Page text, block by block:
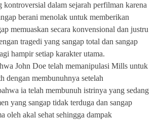
kontroversial dalam sejarah perfilman karena
berani menolak untuk memberikan
memuaskan secara konvensional dan justru
tragedi yang sangap total dan sangap
hampir setiap karakter utama.
John Doe telah memanipulasi Mills untuk
dengan membunuhnya setelah
ia telah membunuh istrinya yang sedang
yang sangap tidak terduga dan sangap
oleh akal sehat sehingga dampak